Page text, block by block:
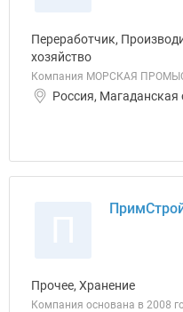
Переработчик,
хозяйство
Компания МОРСКАЯ
Россия,
Прочее, Хранение
Компания основана в 2008